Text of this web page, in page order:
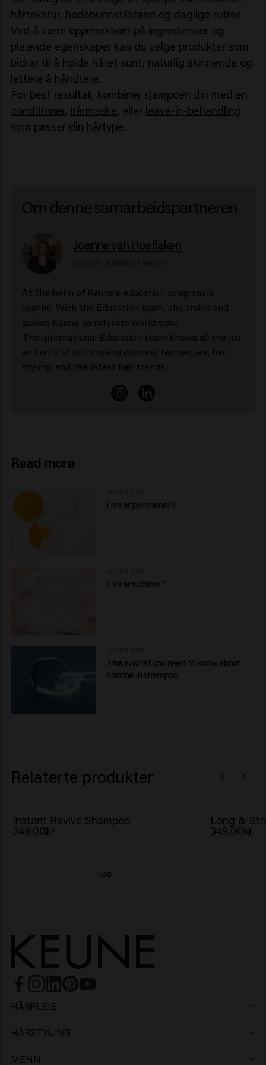
hårtekstur, hodebunnstilstand og daglige rutine.
Ved å være oppmerksom på ingredienser og
pleiende egenskaper kan du velge produkter som
bidrar til å holde håret sunt, naturlig skinnende og
lettere å håndtere.
For best resultat, kombiner sjampoen din med en
conditioner, hårmaske, eller leave-in-behandling
som passer din hårtype.
Om denne samarbeidspartneren
Joanne van Hoeflaken
At the helm of Keune's education program is
Joanne. With the Education team, she trains and
guides Keune hairstylists worldwide.
The international Education team knows all the ins
and outs of cutting and coloring techniques, hair
styling, and the latest hair trends.
Read more
Hva er parabener?
Hva er sulfater?
This is what you need to know about
silicone in shampoo
Relaterte produkter
Instant Revive Shampoo
349.00kr
Kjøp
Long &
349.00kr
HÅRPLEIE
Sjampo
HÅRSTYLING
MENN